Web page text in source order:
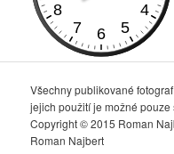
Všechny publikované
jejich použití je možné
Copyright © 2015 Roman
Roman Najbert